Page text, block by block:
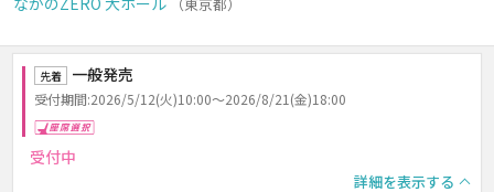
先着 一般発売
受付期間:2026/5/12(火)10:00～2026/8/21(金)18:00
受付中
詳細を表示する